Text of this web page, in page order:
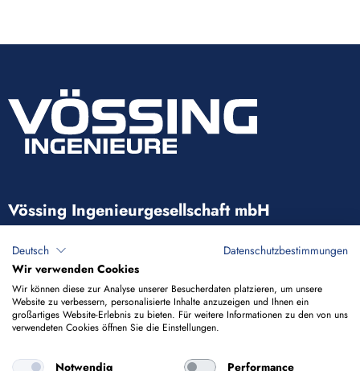
Vössing Ingenieurgesellschaft mbH
Brunnenstraße 29-31
40223 Düsseldorf
+49 211 9054-5
info@voessing.de
Deutsch
Datenschutzbestimmungen
Wir verwenden Cookies
Wir können diese zur Analyse unserer Besucherdaten platzieren, um unsere
Website zu verbessern, personalisierte Inhalte anzuzeigen und Ihnen ein
großartiges Website-Erlebnis zu bieten. Für weitere Informationen zu den von uns
verwendeten Cookies öffnen Sie die Einstellungen.
Notwendig Performance